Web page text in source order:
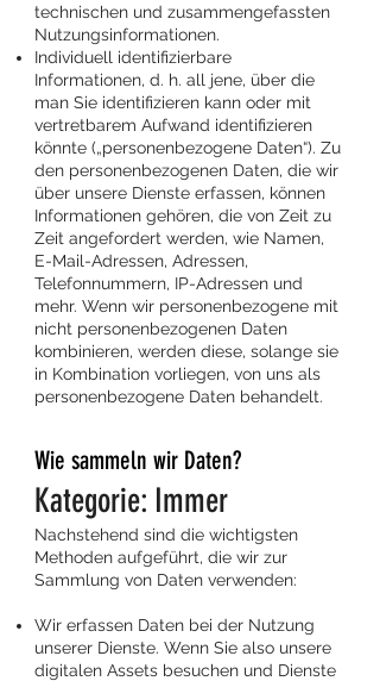
technischen und zusammengefassten
Nutzungsinformationen.
Individuell identifizierbare
Informationen, d. h. all jene, über die
man Sie identifizieren kann oder mit
vertretbarem Aufwand identifizieren
könnte („personenbezogene Daten“). Zu
den personenbezogenen Daten, die wir
über unsere Dienste erfassen, können
Informationen gehören, die von Zeit zu
Zeit angefordert werden, wie Namen,
E-Mail-Adressen, Adressen,
Telefonnummern, IP-Adressen und
mehr. Wenn wir personenbezogene mit
nicht personenbezogenen Daten
kombinieren, werden diese, solange sie
in Kombination vorliegen, von uns als
personenbezogene Daten behandelt.
Wie sammeln wir Daten?
Kategorie: Immer
Nachstehend sind die wichtigsten
Methoden aufgeführt, die wir zur
Sammlung von Daten verwenden:
Wir erfassen Daten bei der Nutzung
unserer Dienste. Wenn Sie also unsere
digitalen Assets besuchen und Dienste